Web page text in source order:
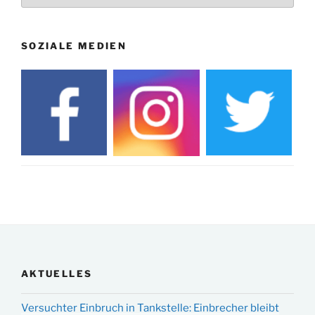
SOZIALE MEDIEN
AKTUELLES
Versuchter Einbruch in Tankstelle: Einbrecher bleibt